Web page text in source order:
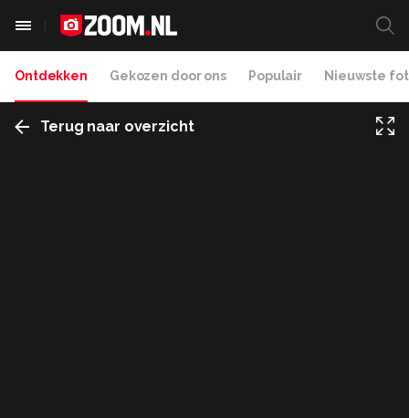
Ontdekken Gekozen door ons Populair Nieuwste
Terug naar overzicht